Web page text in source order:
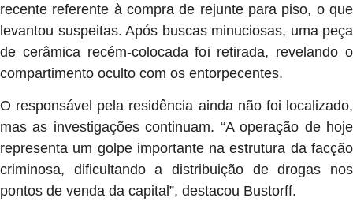
recente referente à compra de rejunte para piso, o que
levantou suspeitas. Após buscas minuciosas, uma peça
de cerâmica recém-colocada foi retirada, revelando o
compartimento oculto com os entorpecentes.
O responsável pela residência ainda não foi localizado,
mas as investigações continuam. “A operação de hoje
representa um golpe importante na estrutura da facção
criminosa, dificultando a distribuição de drogas nos
pontos de venda da capital”, destacou Bustorff.